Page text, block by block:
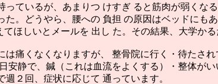
ているが、あまりつ けすぎ ると筋肉が弱くな
。どうやら、腰への 負担 の原因はベッドにも
ほしいとメールを 出し た。その結果、大学か
痛くなくなりますが、 整骨院に行く・待たさ
静で、鍼（これは血流をよくする）・整体がい
２回、症状に応じて 通っています。